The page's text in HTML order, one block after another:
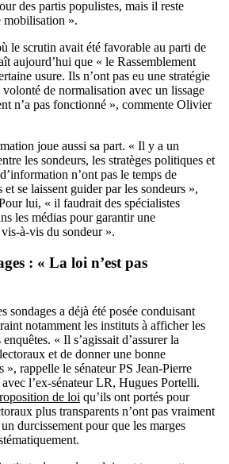
des partis populistes, mais il reste
mobilisation ».
le scrutin avait été favorable au parti de
aujourd’hui que « le Rassemblement
usure. Ils n’ont pas eu une stratégie
volonté de normalisation avec un lissage
n’a pas fonctionné », commente Olivier
joue aussi sa part. « Il y a un
les sondeurs, les stratèges politiques et
n’ont pas le temps de
se laissent guider par les sondeurs »,
lui, « il faudrait des spécialistes
les médias pour garantir une
à-vis du sondeur ».
: « La loi n’est pas
sondages a déjà été posée conduisant
notamment les instituts à afficher les
« Il s’agissait d’assurer la
et de donner une bonne
rappelle le sénateur PS Jean-Pierre
l’ex-sénateur LR, Hugues Portelli.
de loi qu’ils ont portés pour
plus transparents n’ont pas vraiment
durcissement pour que les marges